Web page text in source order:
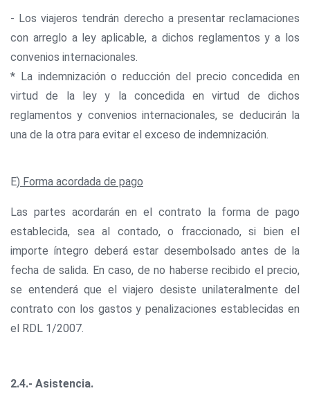
- Los viajeros tendrán derecho a presentar reclamaciones
con arreglo a ley aplicable, a dichos reglamentos y a los
convenios internacionales.
* La indemnización o reducción del precio concedida en
virtud de la ley y la concedida en virtud de dichos
reglamentos y convenios internacionales, se deducirán la
una de la otra para evitar el exceso de indemnización.
E) Forma acordada de pago
Las partes acordarán en el contrato la forma de pago
establecida, sea al contado, o fraccionado, si bien el
importe íntegro deberá estar desembolsado antes de la
fecha de salida. En caso, de no haberse recibido el precio,
se entenderá que el viajero desiste unilateralmente del
contrato con los gastos y penalizaciones establecidas en
el RDL 1/2007.
2.4.- Asistencia.